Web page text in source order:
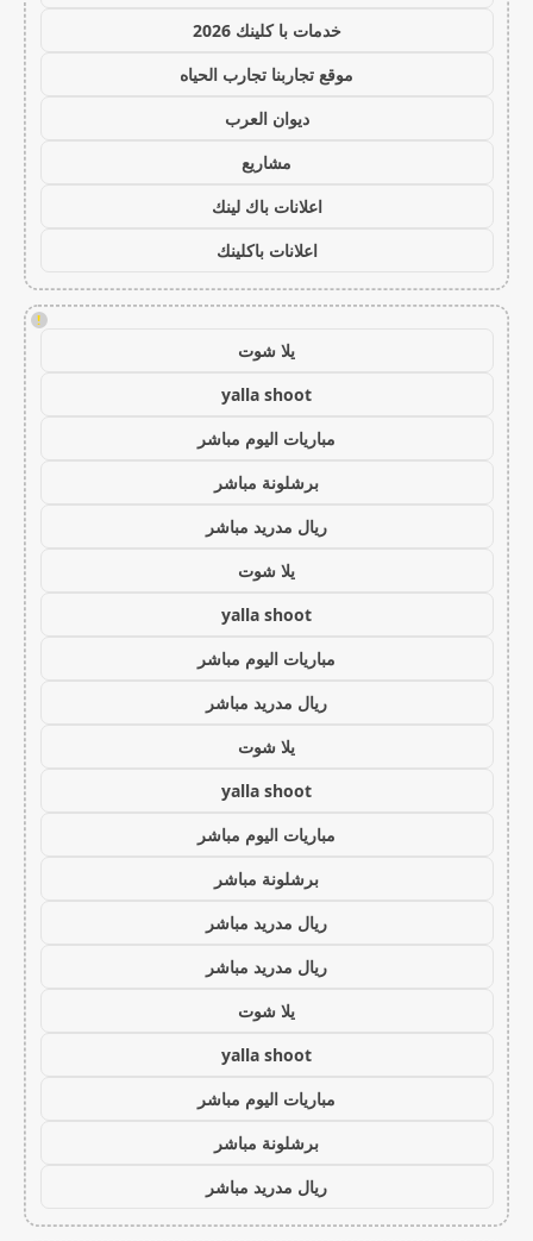
خدمات با كلينك 2026
موقع تجاربنا تجارب الحياه
ديوان العرب
مشاريع
اعلانات باك لينك
اعلانات باكلينك
!
يلا شوت
yalla shoot
مباريات اليوم مباشر
برشلونة مباشر
ريال مدريد مباشر
يلا شوت
yalla shoot
مباريات اليوم مباشر
ريال مدريد مباشر
يلا شوت
yalla shoot
مباريات اليوم مباشر
برشلونة مباشر
ريال مدريد مباشر
ريال مدريد مباشر
يلا شوت
yalla shoot
مباريات اليوم مباشر
برشلونة مباشر
ريال مدريد مباشر